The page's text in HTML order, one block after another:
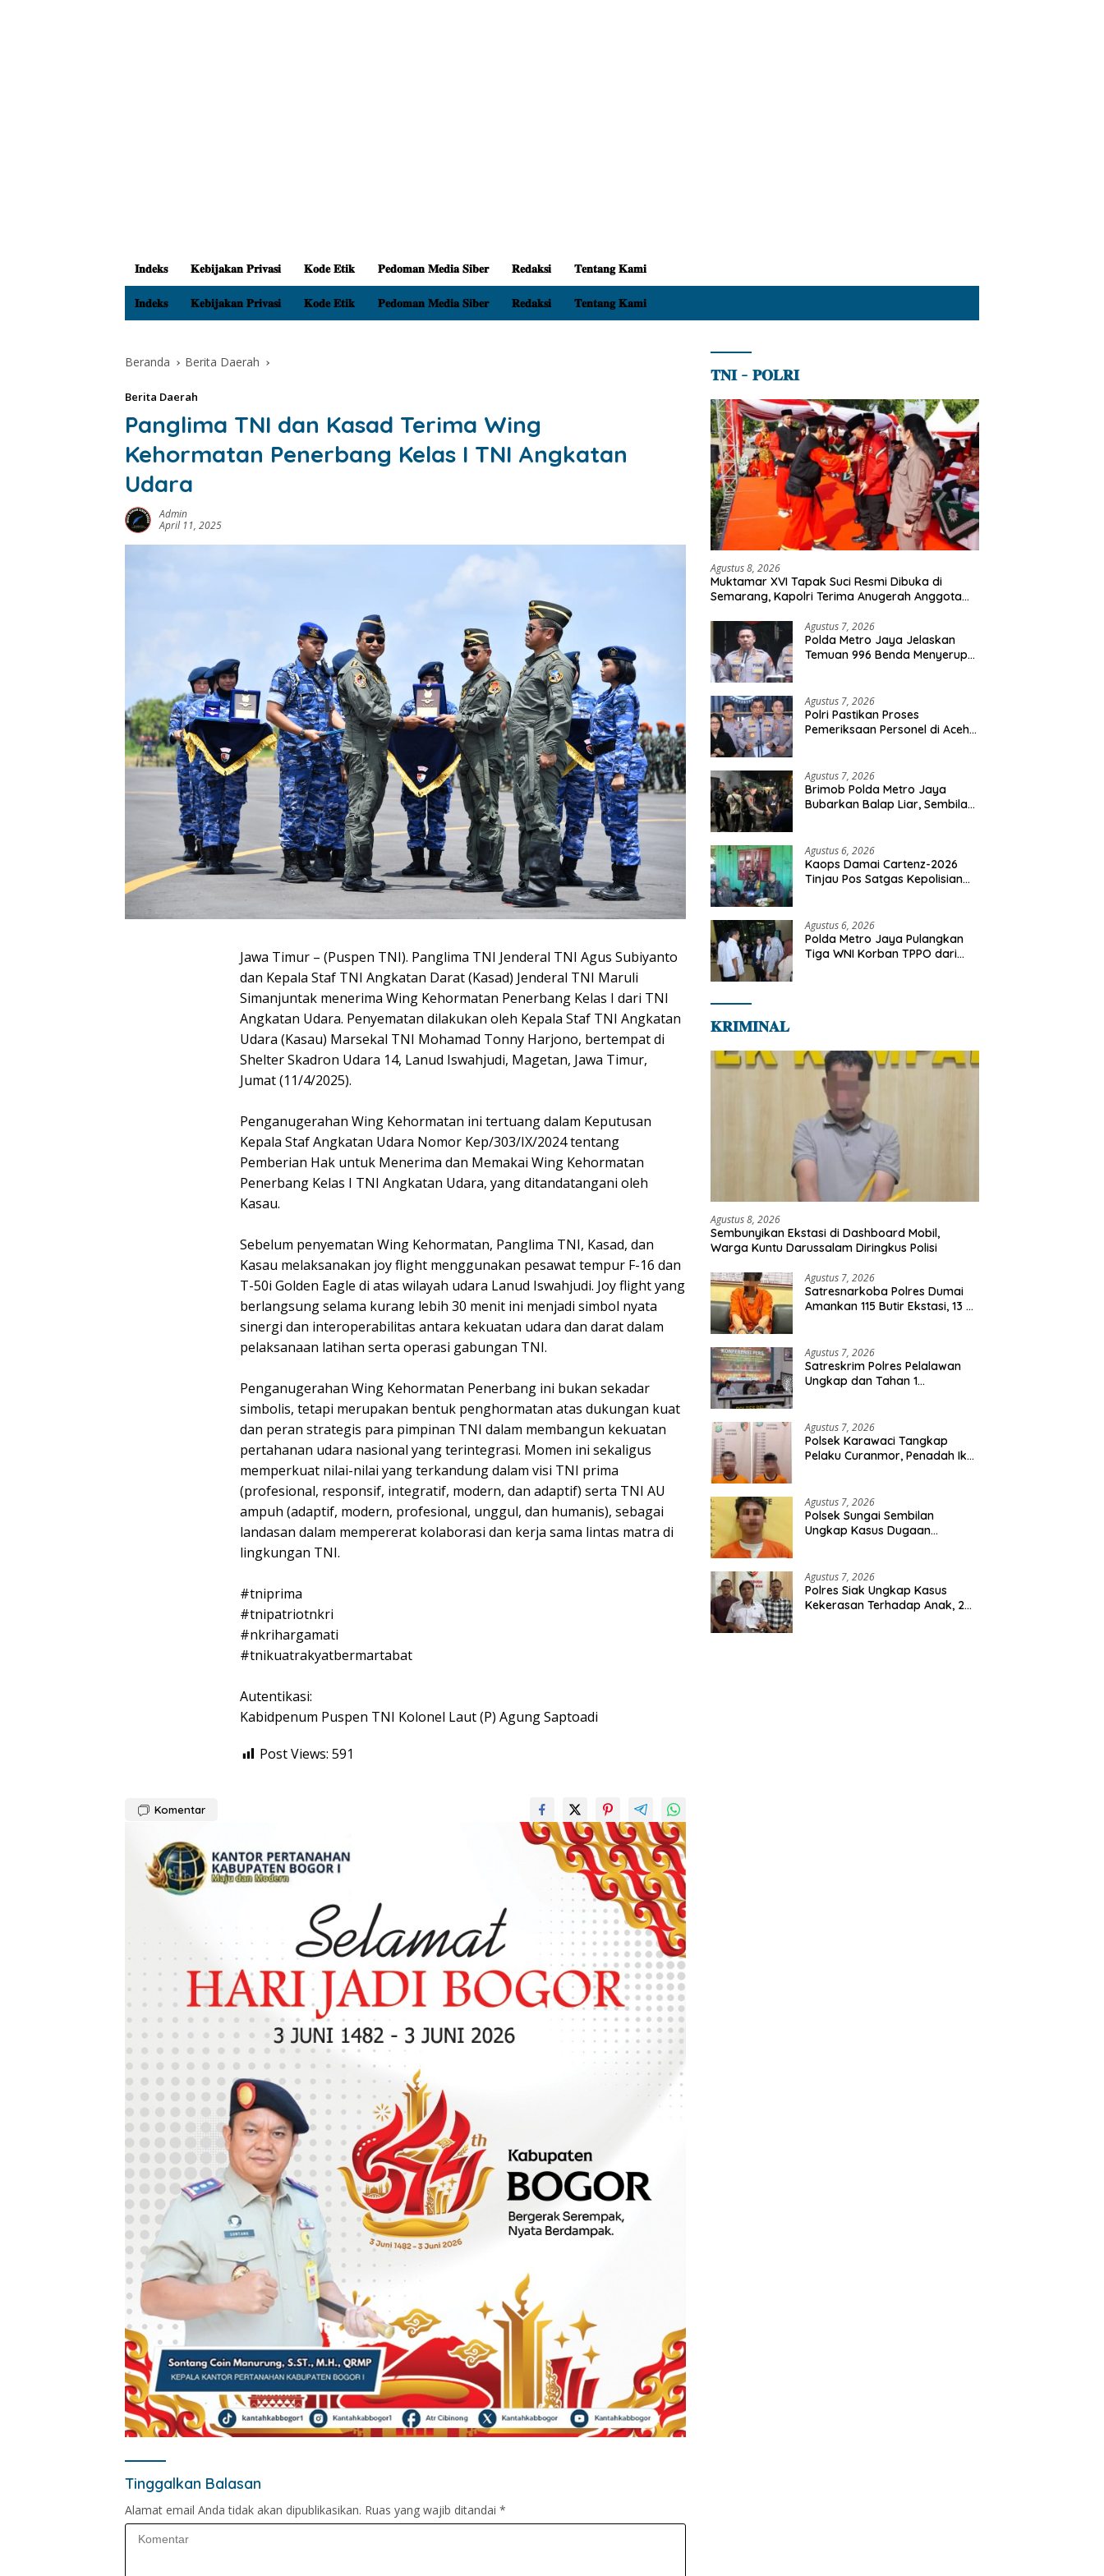
𝐈𝐧𝐝𝐞𝐤𝐬 𝐊𝐞𝐛𝐢𝐣𝐚𝐤𝐚𝐧 𝐏𝐫𝐢𝐯𝐚𝐬𝐢 𝐊𝐨𝐝𝐞 𝐄𝐭𝐢𝐤 𝐏𝐞𝐝𝐨𝐦𝐚𝐧 𝐌𝐞𝐝𝐢𝐚 𝐒𝐢𝐛𝐞𝐫 𝐑𝐞𝐝𝐚𝐤𝐬𝐢 𝐓𝐞𝐧𝐭𝐚𝐧𝐠 𝐊𝐚𝐦𝐢
𝐈𝐧𝐝𝐞𝐤𝐬 𝐊𝐞𝐛𝐢𝐣𝐚𝐤𝐚𝐧 𝐏𝐫𝐢𝐯𝐚𝐬𝐢 𝐊𝐨𝐝𝐞 𝐄𝐭𝐢𝐤 𝐏𝐞𝐝𝐨𝐦𝐚𝐧 𝐌𝐞𝐝𝐢𝐚 𝐒𝐢𝐛𝐞𝐫 𝐑𝐞𝐝𝐚𝐤𝐬𝐢 𝐓𝐞𝐧𝐭𝐚𝐧𝐠 𝐊𝐚𝐦𝐢
Beranda Berita Daerah
Berita Daerah
Panglima TNI dan Kasad Terima Wing
Kehormatan Penerbang Kelas I TNI Angkatan
Udara
Admin
April 11, 2025
Jawa Timur – (Puspen TNI). Panglima TNI Jenderal TNI Agus Subiyanto
dan Kepala Staf TNI Angkatan Darat (Kasad) Jenderal TNI Maruli
Simanjuntak menerima Wing Kehormatan Penerbang Kelas I dari TNI
Angkatan Udara. Penyematan dilakukan oleh Kepala Staf TNI Angkatan
Udara (Kasau) Marsekal TNI Mohamad Tonny Harjono, bertempat di
Shelter Skadron Udara 14, Lanud Iswahjudi, Magetan, Jawa Timur,
Jumat (11/4/2025).
Penganugerahan Wing Kehormatan ini tertuang dalam Keputusan
Kepala Staf Angkatan Udara Nomor Kep/303/IX/2024 tentang
Pemberian Hak untuk Menerima dan Memakai Wing Kehormatan
Penerbang Kelas I TNI Angkatan Udara, yang ditandatangani oleh
Kasau.
Sebelum penyematan Wing Kehormatan, Panglima TNI, Kasad, dan
Kasau melaksanakan joy flight menggunakan pesawat tempur F-16 dan
T-50i Golden Eagle di atas wilayah udara Lanud Iswahjudi. Joy flight yang
berlangsung selama kurang lebih 30 menit ini menjadi simbol nyata
sinergi dan interoperabilitas antara kekuatan udara dan darat dalam
pelaksanaan latihan serta operasi gabungan TNI.
Penganugerahan Wing Kehormatan Penerbang ini bukan sekadar
simbolis, tetapi merupakan bentuk penghormatan atas dukungan kuat
dan peran strategis para pimpinan TNI dalam membangun kekuatan
pertahanan udara nasional yang terintegrasi. Momen ini sekaligus
memperkuat nilai-nilai yang terkandung dalam visi TNI prima
(profesional, responsif, integratif, modern, dan adaptif) serta TNI AU
ampuh (adaptif, modern, profesional, unggul, dan humanis), sebagai
landasan dalam mempererat kolaborasi dan kerja sama lintas matra di
lingkungan TNI.
#tniprima
#tnipatriotnkri
#nkrihargamati
#tnikuatrakyatbermartabat
Autentikasi:
Kabidpenum Puspen TNI Kolonel Laut (P) Agung Saptoadi
Post Views: 591
Komentar
Tinggalkan Balasan
Alamat email Anda tidak akan dipublikasikan. Ruas yang wajib ditandai *
𝐓𝐍𝐈 – 𝐏𝐎𝐋𝐑𝐈
Agustus 8, 2026
Muktamar XVI Tapak Suci Resmi Dibuka di
Semarang, Kapolri Terima Anugerah Anggota
Agustus 7, 2026
Polda Metro Jaya Jelaskan
Temuan 996 Benda Menyerupai
Agustus 7, 2026
Polri Pastikan Proses
Pemeriksaan Personel di Aceh
Agustus 7, 2026
Brimob Polda Metro Jaya
Bubarkan Balap Liar, Sembilan
Agustus 6, 2026
Kaops Damai Cartenz-2026
Tinjau Pos Satgas Kepolisian
Bersama Masyarakat
Agustus 6, 2026
Polda Metro Jaya Pulangkan
Tiga WNI Korban TPPO dari
𝐊𝐑𝐈𝐌𝐈𝐍𝐀𝐋
Agustus 8, 2026
Sembunyikan Ekstasi di Dashboard Mobil,
Warga Kuntu Darussalam Diringkus Polisi
Agustus 7, 2026
Satresnarkoba Polres Dumai
Amankan 115 Butir Ekstasi, 13 Pil
Agustus 7, 2026
Satreskrim Polres Pelalawan
Ungkap dan Tahan 1
Agustus 7, 2026
Polsek Karawaci Tangkap
Pelaku Curanmor, Penadah Ikut
Agustus 7, 2026
Polsek Sungai Sembilan
Ungkap Kasus Dugaan
Berhasil Diamankan
Agustus 7, 2026
Polres Siak Ungkap Kasus
Kekerasan Terhadap Anak, 2